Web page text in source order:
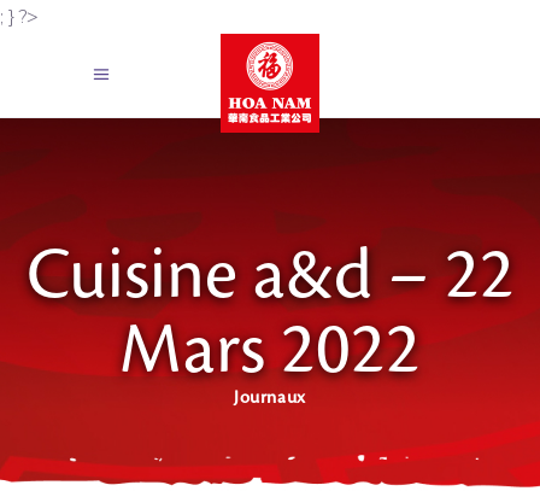
; } ?>
Cuisine a&d – 22
Mars 2022
Journaux